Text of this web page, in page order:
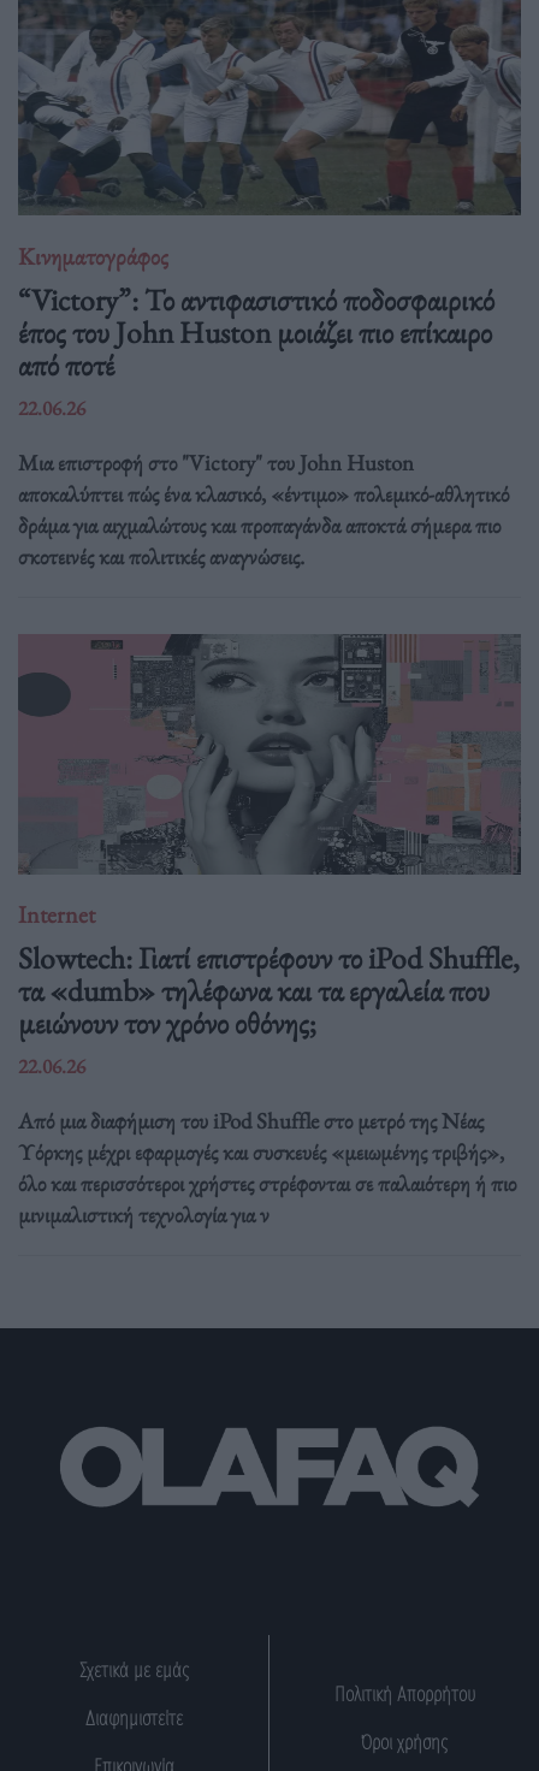
Κινηματογράφος
“Victory”: Το αντιφασιστικό ποδοσφαιρικό
έπος του John Huston μοιάζει πιο επίκαιρο
από ποτέ
22.06.26
Μια επιστροφή στο "Victory" του John Huston
αποκαλύπτει πώς ένα κλασικό, «έντιμο» πολεμικό-αθλητικό
δράμα για αιχμαλώτους και προπαγάνδα αποκτά σήμερα πιο
σκοτεινές και πολιτικές αναγνώσεις.
Internet
Slowtech: Γιατί επιστρέφουν το iPod Shuffle,
τα «dumb» τηλέφωνα και τα εργαλεία που
μειώνουν τον χρόνο οθόνης;
22.06.26
Από μια διαφήμιση του iPod Shuffle στο μετρό της Νέας
Υόρκης μέχρι εφαρμογές και συσκευές «μειωμένης τριβής»,
όλο και περισσότεροι χρήστες στρέφονται σε παλαιότερη ή πιο
μινιμαλιστική τεχνολογία για ν
Σχετικά με εμάς
Διαφημιστείτε
Πολιτική Απορρήτου
Όροι χρήσης